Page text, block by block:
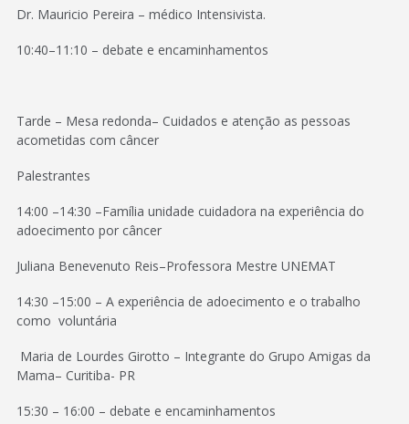
Dr. Mauricio Pereira – médico Intensivista.
10:40–11:10 – debate e encaminhamentos
Tarde – Mesa redonda– Cuidados e atenção as pessoas
acometidas com câncer
Palestrantes
14:00 –14:30 –Família unidade cuidadora na experiência do
adoecimento por câncer
Juliana Benevenuto Reis–Professora Mestre UNEMAT
14:30 –15:00 – A experiência de adoecimento e o trabalho
como voluntária
Maria de Lourdes Girotto – Integrante do Grupo Amigas da
Mama– Curitiba- PR
15:30 – 16:00 – debate e encaminhamentos